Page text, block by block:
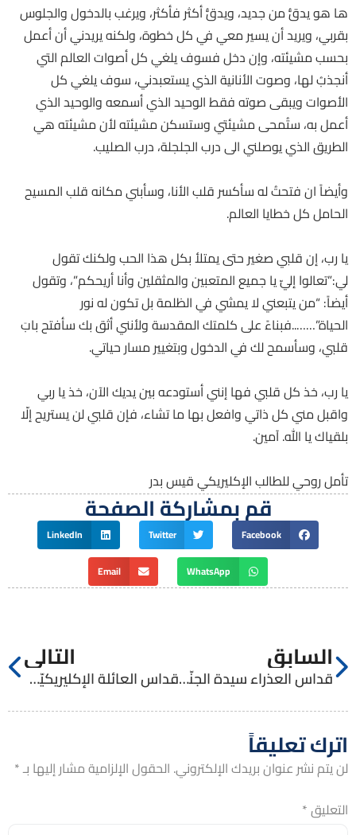
ها هو يدقُّ من جديد، ويدقُّ أكثر فأكثر، ويرغب بالدخول والجلوس
بقربي، ويريد أن يسير معي في كل خطوة، ولكنه يريدني أن أعمل
بحسب مشيئته، وإن دخل فسوف يلغي كل أصوات العالم التي
أنجذبُ لها، وصوت الأنانية الذي يستعبدني، سوف يلغي كل
الأصوات ويبقى صوته فقط الوحيد الذي أسمعه والوحيد الذي
أعمل به، ستُمحى مشيئتي وستسكن مشيئته لأن مشيئته هي
الطريق الذي يوصلني الى درب الجلجلة، درب الصليب.
وأيضاً ان فتحتُ له سأكسر قلب الأنا، وسأبني مكانه قلب المسيح
الحامل كل خطايا العالم.
يا رب، إن قلبي صغير حتى يمتلأ بكل هذا الحب ولكنك تقول
لي:”تعالوا إليّ يا جميع المتعبين والمثقلين وأنا أريحكم”، وتقول
أيضاً: “من يتبعني لا يمشي في الظلمة بل تكون له نور
الحياة”……..فبناءً على كلمتك المقدسة ولأنني أثق بك سأفتح بابَ
قلبي، وسأسمح لك في الدخول وبتغيير مسار حياتي.
يا رب، خذ كل قلبي فها إنني أستودعه بين يديك الآن، خذ يا ربي
واقبل مني كل ذاتي وافعل بها ما تشاء، فإن قلبي لن يستريح إلّا
بلقياك يا الله. آمين.
تأمل روحي للطالب الإكليريكي قيس بدر
قم بمشاركة الصفحة
Facebook
Twitter
LinkedIn
WhatsApp
Email
السابق
قداس العذراء سيدة الجنّة المقفلة – أرطاس
التالي
قداس العائلة الإكليريكيّة مع الأب جوني بحبح
اترك تعليقاً
لن يتم نشر عنوان بريدك الإلكتروني. الحقول الإلزامية مشار إليها بـ*
التعليق*